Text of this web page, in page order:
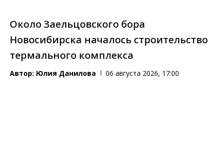
Около Заельцовского бора
Новосибирска началось строительство
термального комплекса
Автор: Юлия Данилова 06 августа 2026, 17:00